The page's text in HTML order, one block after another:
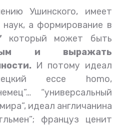
Ушинского, имеет
наук, а формирование в
который может быть
и выражать
И потому идеал
ессе homo,
“универсальный
идеал англичанина
француз ценит